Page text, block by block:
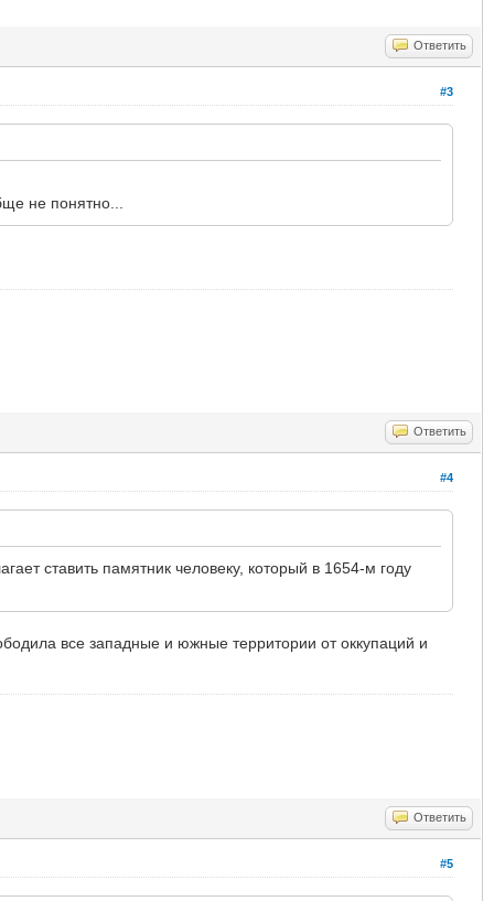
Ответить
#3
не понятно...
Ответить
#4
ставить памятник человеку, который в 1654-м году
все западные и южные территории от оккупаций и
Ответить
#5